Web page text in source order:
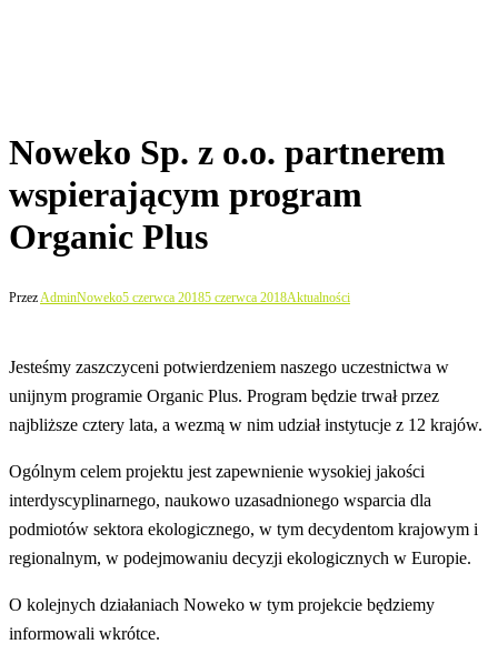
Noweko Sp. z o.o. partnerem
wspierającym program
Organic Plus
PrzezAdminNoweko5 czerwca 20185 czerwca 2018Aktualności
Jesteśmy zaszczyceni potwierdzeniem naszego uczestnictwa w
unijnym programie Organic Plus. Program będzie trwał przez
najbliższe cztery lata, a wezmą w nim udział instytucje z 12 krajów.
Ogólnym celem projektu jest zapewnienie wysokiej jakości
interdyscyplinarnego, naukowo uzasadnionego wsparcia dla
podmiotów sektora ekologicznego, w tym decydentom krajowym i
regionalnym, w podejmowaniu decyzji ekologicznych w Europie.
O kolejnych działaniach Noweko w tym projekcie będziemy
informowali wkrótce.